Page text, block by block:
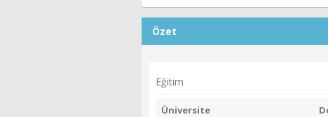
Özet
Eğitim
Üniversite